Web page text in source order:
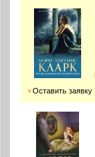
Оставить заявку